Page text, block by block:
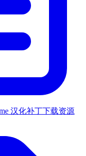
汉化补丁下载资源